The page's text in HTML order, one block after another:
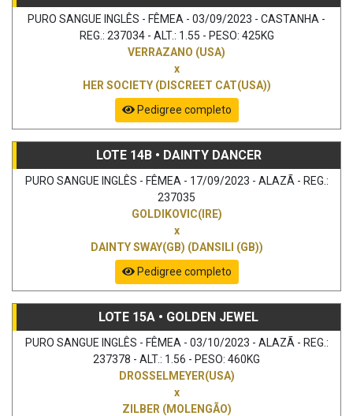
PURO SANGUE INGLÊS - FÊMEA - 03/09/2023 - CASTANHA -
REG.: 237034 - ALT.: 1.55 - PESO: 425KG
VERRAZANO (USA)
x
HER SOCIETY (DISCREET CAT(USA))
Pedigree completo
LOTE 14B • DAINTY DANCER
PURO SANGUE INGLÊS - FÊMEA - 17/09/2023 - ALAZÃ - REG.:
237035
GOLDIKOVIC(IRE)
x
DAINTY SWAY(GB) (DANSILI (GB))
Pedigree completo
LOTE 15A • GOLDEN JEWEL
PURO SANGUE INGLÊS - FÊMEA - 03/10/2023 - ALAZÃ - REG.:
237378 - ALT.: 1.56 - PESO: 460KG
DROSSELMEYER(USA)
x
ZILBER (MOLENGÃO)